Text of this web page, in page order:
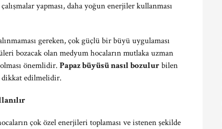
yapması, daha yoğun enerjiler kullanması
gereken, çok güçlü bir büyü uygulaması
bozacak olan medyum hocaların mutlaka uzman
önemlidir. Papaz büyüsü nasıl bozulurbilen
dikkat edilmelidir.
çok özel enerjileri toplaması ve istenen şekilde